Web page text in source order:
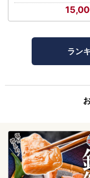
ラン